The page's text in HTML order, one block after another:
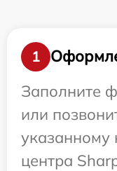
1
Заполните
или
указанному
центра